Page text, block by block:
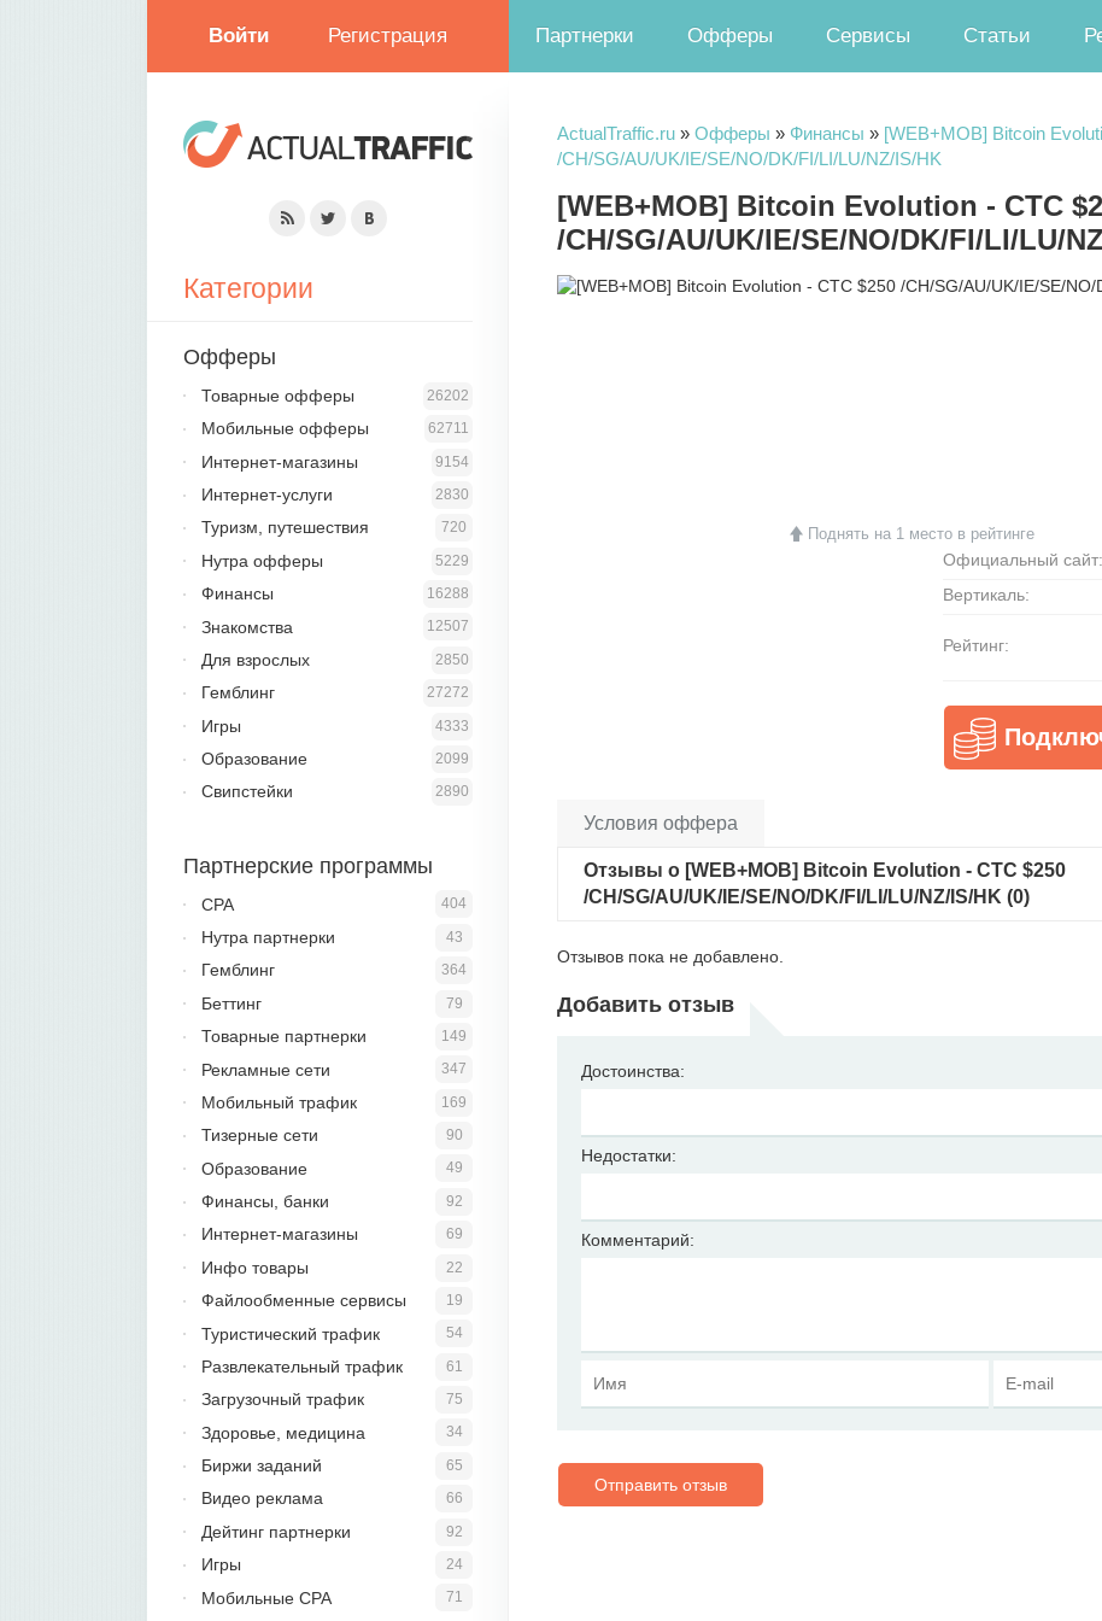
Войти Регистрация Партнерки Офферы Сервисы Статьи
ActualTraffic.ru » Офферы » Финансы » [WEB+MOB] Bitcoin
/CH/SG/AU/UK/IE/SE/NO/DK/FI/LI/LU/NZ/IS/HK
[WEB+MOB] Bitcoin Evolution - CTC
/CH/SG/AU/UK/IE/SE/NO/DK/FI/LI/LU/
Поднять на 1 место в рейтинге
Официальный сайт:
Вертикаль:
Рейтинг:
Условия оффера
Отзывы о [WEB+MOB] Bitcoin Evolution - CTC $250
/CH/SG/AU/UK/IE/SE/NO/DK/FI/LI/LU/NZ/IS/HK (0)
Отзывов пока не добавлено.
Добавить отзыв
Достоинства:
Недостатки:
Комментарий:
Отправить отзыв
Категории
Офферы
26202
Товарные офферы
62711
Мобильные офферы
9154
Интернет-магазины
2830
Интернет-услуги
720
Туризм, путешествия
5229
Нутра офферы
16288
Финансы
12507
Знакомства
2850
Для взрослых
27272
Гемблинг
4333
Игры
2099
Образование
2890
Свипстейки
Партнерские программы
404
CPA
43
Нутра партнерки
364
Гемблинг
79
Беттинг
149
Товарные партнерки
347
Рекламные сети
169
Мобильный трафик
90
Тизерные сети
49
Образование
92
Финансы, банки
69
Интернет-магазины
22
Инфо товары
19
Файлообменные сервисы
54
Туристический трафик
61
Развлекательный трафик
75
Загрузочный трафик
34
Здоровье, медицина
65
Биржи заданий
66
Видео реклама
92
Дейтинг партнерки
24
Игры
71
Мобильные CPA